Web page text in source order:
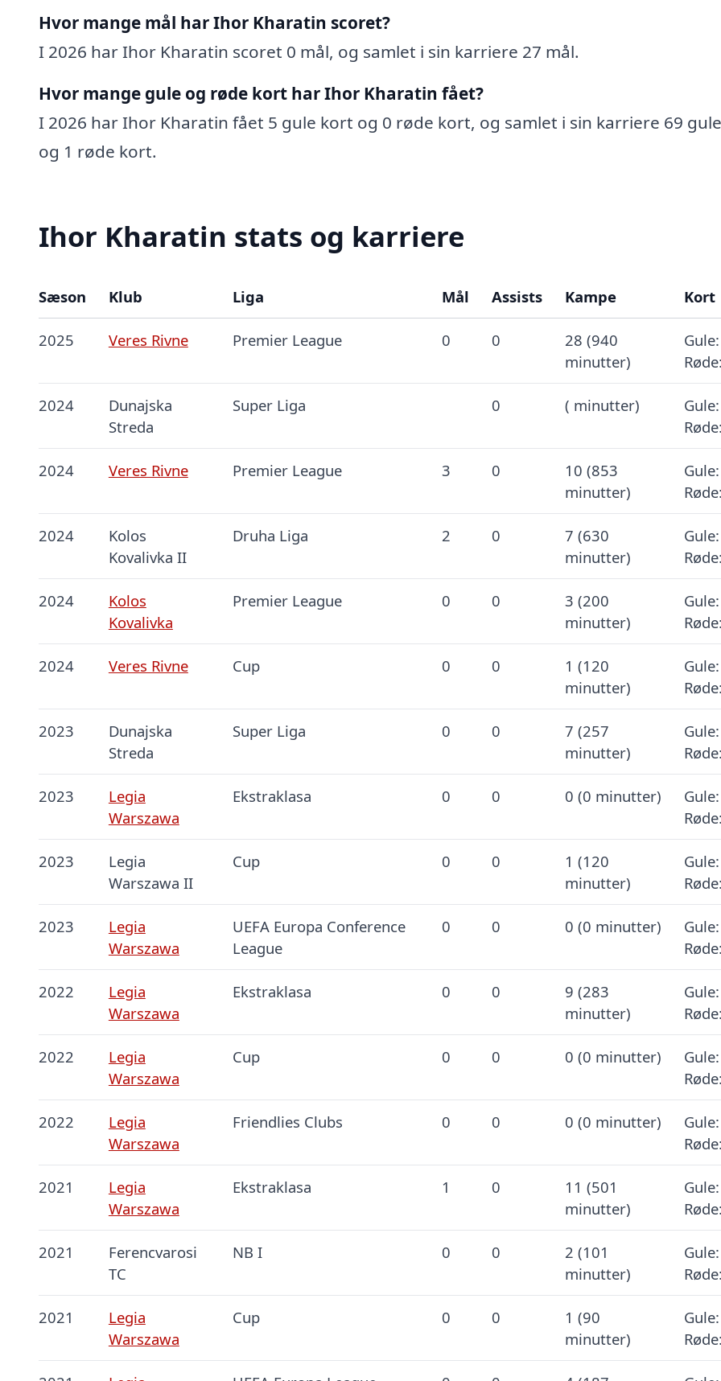
Hvor mange mål har Ihor Kharatin scoret?
I 2026 har Ihor Kharatin scoret 0 mål, og samlet i sin karriere 27 mål.
Hvor mange gule og røde kort har Ihor Kharatin fået?
I 2026 har Ihor Kharatin fået 5 gule kort og 0 røde kort, og samlet i sin karriere 69
og 1 røde kort.
Ihor Kharatin stats og karriere
Sæson Klub Liga Mål Assists Kampe Kort
2025 Veres Rivne Premier League 0 0
28 (940
minutter)
2024
Dunajska
Streda
Super Liga 0 ( minutter)
2024 Veres Rivne Premier League 3 0
10 (853
minutter)
2024
Kolos
Kovalivka II
Druha Liga 2 0
7 (630
minutter)
2024
Kolos
Kovalivka
Premier League 0 0
3 (200
minutter)
2024 Veres Rivne Cup 0 0
1 (120
minutter)
2023
Dunajska
Streda
Super Liga 0 0
7 (257
minutter)
2023
Legia
Warszawa
Ekstraklasa 0 0 0 (0 minutter)
2023
Legia
Warszawa II
Cup 0 0
1 (120
minutter)
2023
Legia
Warszawa
UEFA Europa Conference
League
0 0 0 (0 minutter)
2022
Legia
Warszawa
Ekstraklasa 0 0
9 (283
minutter)
2022
Legia
Warszawa
Cup 0 0 0 (0 minutter)
2022
Legia
Warszawa
Friendlies Clubs 0 0 0 (0 minutter)
2021
Legia
Warszawa
Ekstraklasa 1 0
11 (501
minutter)
2021
Ferencvarosi
TC
NB I 0 0
2 (101
minutter)
2021
Legia
Warszawa
Cup 0 0
1 (90
minutter)